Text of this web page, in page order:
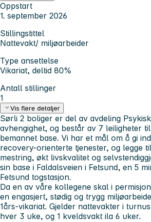
Oppstart
1. september 2026
Stillingstittel
Nattevakt/ miljøarbeider
Type ansettelse
Vikariat, deltid 80%
Antall stillinger
1
Vis flere detaljer
Sørli 2 boliger er del av avdeling
avhengighet, og består av 7 leiligheter
bemannet base. Vi har et mål om å gi
recovery-orienterte tjenester, og legge
mestring, økt livskvalitet og
sin base i Faldalsveien i Fetsund, en 5
Fetsund togstasjon.
Da en av våre kollegene skal i
en engasjert, stødig og trygg
1års-vikariat. Gjelder nattevakter i
hver 3 uke, og 1 kveldsvakt ila 6 uker.